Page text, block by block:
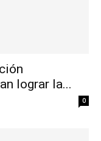
lograr la...
0